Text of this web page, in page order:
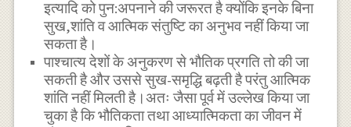
इत्यादि को पुन:अपनाने की जरूरत है क्योंकि इनके बिना
सुख,शांति व आत्मिक संतुष्टि का अनुभव नहीं किया जा
सकता है।
पाश्चात्य देशों के अनुकरण से भौतिक प्रगति तो की जा
सकती है और उससे सुख-समृद्धि बढ़ती है परंतु आत्मिक
शांति नहीं मिलती है।अतः जैसा पूर्व में उल्लेख किया जा
चुका है कि भौतिकता तथा आध्यात्मिकता का जीवन में